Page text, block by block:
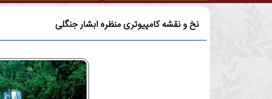
نخ و نقشه کامپیوتریمنظره ابشار جنگلی